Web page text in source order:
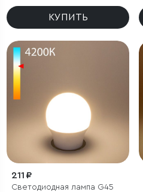
E27 А65
КУПИТЬ
211 ₽
Светодиодная лампа G45